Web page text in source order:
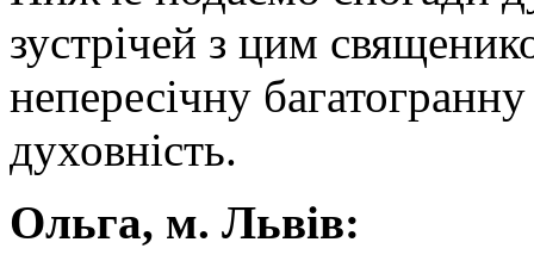
зустрічей з цим
непересічну
духовність.
Ольга, м. Львів: